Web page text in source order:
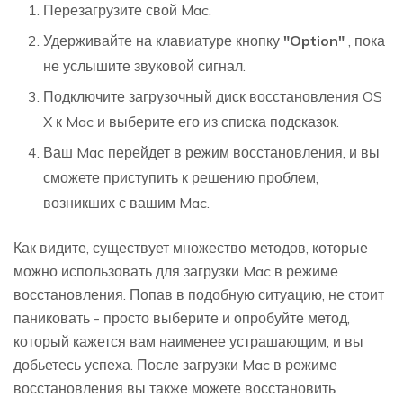
Перезагрузите свой Mac.
Удерживайте на клавиатуре кнопку "Option" , пока
не услышите звуковой сигнал.
Подключите загрузочный диск восстановления OS
X к Mac и выберите его из списка подсказок.
Ваш Mac перейдет в режим восстановления, и вы
сможете приступить к решению проблем,
возникших с вашим Mac.
Как видите, существует множество методов, которые
можно использовать для загрузки Mac в режиме
восстановления. Попав в подобную ситуацию, не стоит
паниковать - просто выберите и опробуйте метод,
который кажется вам наименее устрашающим, и вы
добьетесь успеха. После загрузки Mac в режиме
восстановления вы также можете восстановить